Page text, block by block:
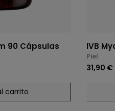
90 Cápsulas
carrito
IVB
Piel
31,90 €